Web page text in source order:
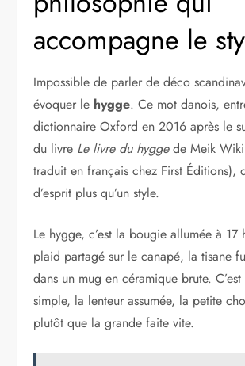
accompagne le
Impossible de parler de déco
évoquer le hygge. Ce mot danois,
dictionnaire Oxford en 2016 après le
du livre Le livre du hyggede Meik
traduit en français chez First Éditions),
d’esprit plus qu’un style.
Le hygge, c’est la bougie allumée à 17
plaid partagé sur le canapé, la tisane
dans un mug en céramique brute.
simple, la lenteur assumée, la petite
plutôt que la grande faite vite.